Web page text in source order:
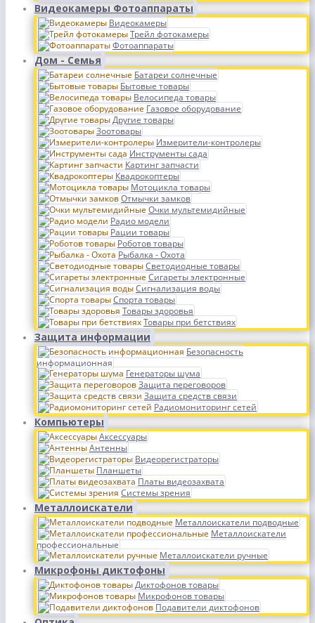
Видеокамеры Фотоаппараты
Видеокамеры
Трейл фотокамеры
Фотоаппараты
Дом - Семья
Батареи солнечные
Бытовые товары
Велосипеда товары
Газовое оборудование
Другие товары
Зоотовары
Измерители-контролеры
Инструменты сада
Картинг запчасти
Квадрокоптеры
Мотоцикла товары
Отмычки замков
Очки мультемидийные
Радио модели
Рации товары
Роботов товары
Рыбалка - Охота
Светодиодные товары
Сигареты электронные
Сигнализация воды
Спорта товары
Товары здоровья
Товары при бетствиях
Защита информации
Безопасность
информационная
Генераторы шума
Защита переговоров
Защита средств связи
Радиомониторинг сетей
Компьютеры
Аксессуары
Антенны
Видеорегистраторы
Планшеты
Платы видеозахвата
Системы зрения
Металлоискатели
Металлоискатели подводные
Металлоискатели
профессиональные
Металлоискатели ручные
Микрофоны диктофоны
Диктофонов товары
Микрофонов товары
Подавители диктофонов